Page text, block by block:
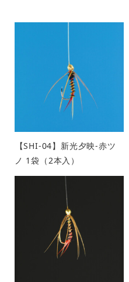
【SHI-04】新光夕映-赤ツ
ノ 1袋（2本入）